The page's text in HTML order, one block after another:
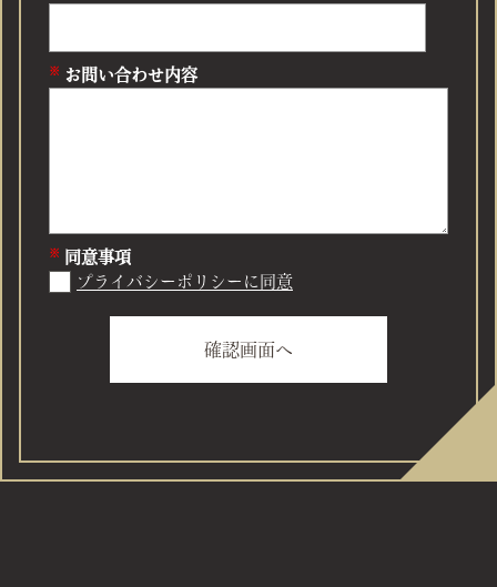
お問い合わせ内容
同意事項
プライバシーポリシーに同意